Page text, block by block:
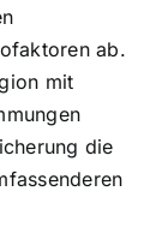
ab.
mit
die